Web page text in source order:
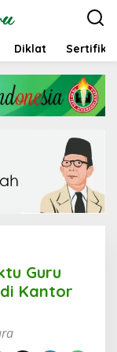
Diklat
Guru
Kantor